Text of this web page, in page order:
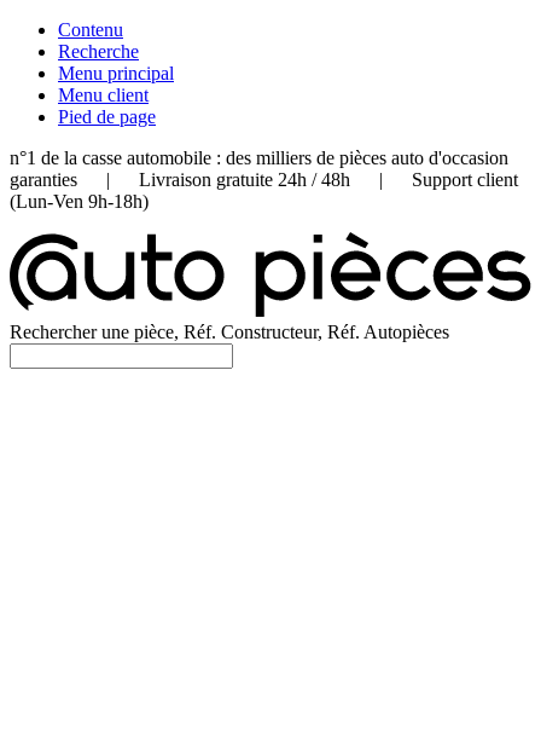
Contenu
Recherche
Menu principal
Menu client
Pied de page
n°1 de la casse automobile : des milliers de pièces auto d'occasion
garanties | Livraison gratuite 24h / 48h | Support client
(Lun-Ven 9h-18h)
Rechercher une pièce, Réf. Constructeur, Réf. Autopièces